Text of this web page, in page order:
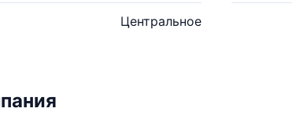
Центральное